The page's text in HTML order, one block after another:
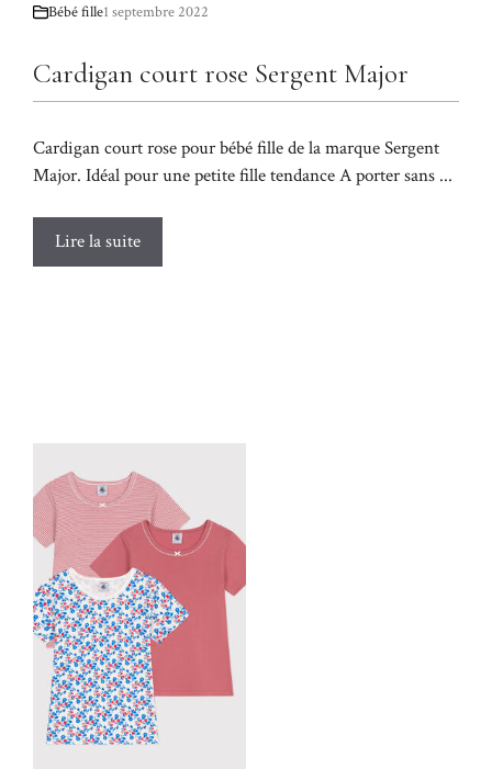
Bébé fille1 septembre 2022
Cardigan court rose Sergent Major
Cardigan court rose pour bébé fille de la marque Sergent
Major. Idéal pour une petite fille tendance A porter sans ...
Lire la suite